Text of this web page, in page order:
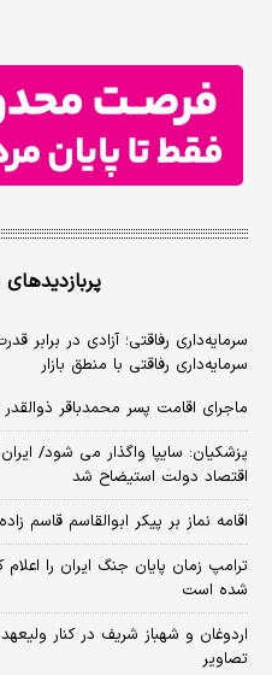
سرمایه‌داری رفاقتی؛ آزادی در برابر
سرمایه‌داری رفاقتی با منطق بازار
ماجرای اقامت پسر محمدباقر
پزشکیان: سایپا واگذار می شود/
اقتصاد دولت استیضاح شد
اقامه نماز بر پیکر ابوالقاسم
ترامپ زمان پایان جنگ ایران را
شده است
اردوغان و شهباز شریف در کنار
تصاویر